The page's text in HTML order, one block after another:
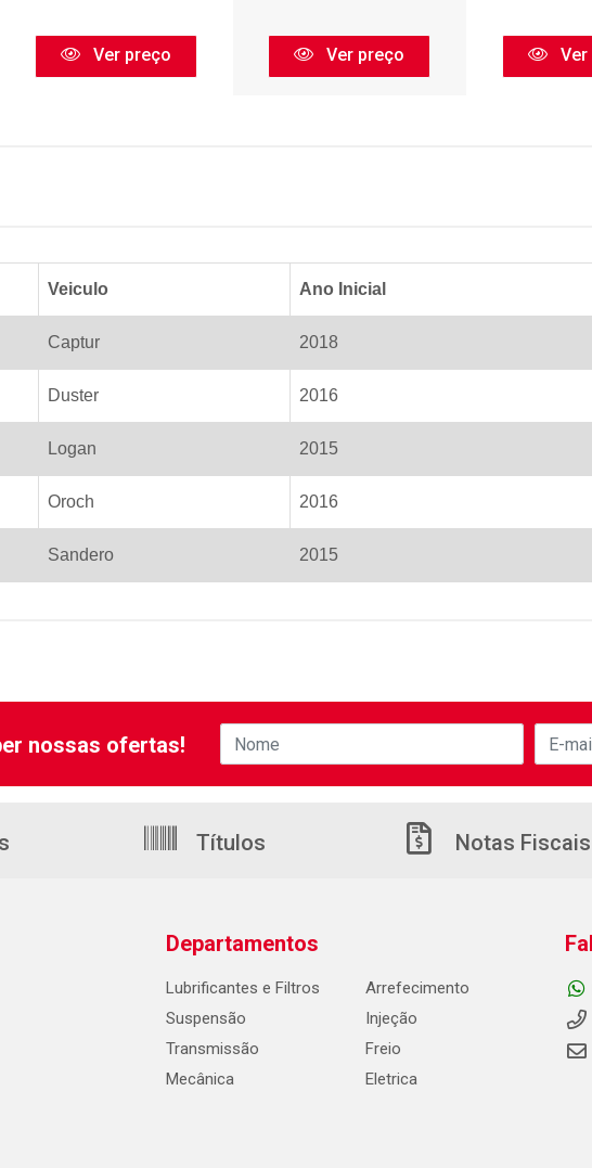
Ver preço Ver preço Ver
Veiculo Ano Inicial
Captur 2018
Duster 2016
Logan 2015
Oroch 2016
Sandero 2015
nossas ofertas!
Títulos Notas Fiscais
Departamentos
Lubrificantes e Filtros
Suspensão
Transmissão
Mecânica
Arrefecimento
Injeção
Freio
Eletrica